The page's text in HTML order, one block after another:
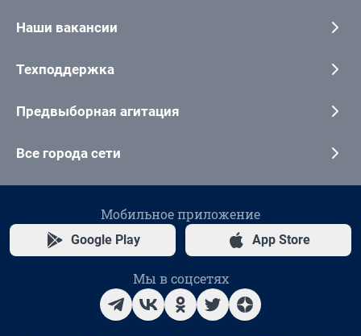
Наши вакансии
Техподдержка
Предвыборная агитация
Все города сети
Мобильное приложение
Google Play App Store
Мы в соцсетях